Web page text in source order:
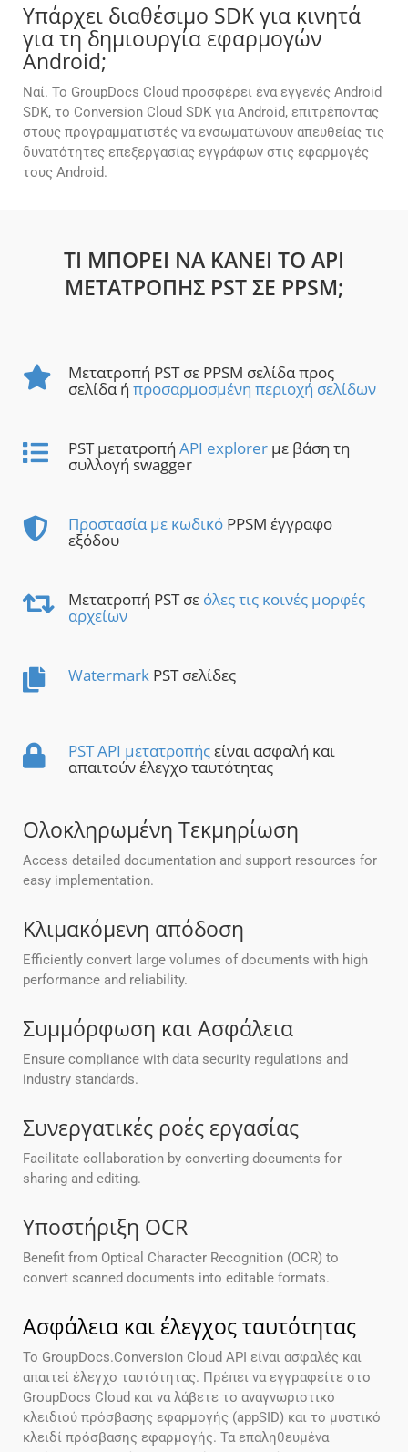
Υπάρχει διαθέσιμο SDK για κινητά
για τη δημιουργία εφαρμογών
Android;
Ναί. Το GroupDocs Cloud προσφέρει ένα εγγενές Android
SDK, το Conversion Cloud SDK για Android, επιτρέποντας
στους προγραμματιστές να ενσωματώνουν απευθείας τις
δυνατότητες επεξεργασίας εγγράφων στις εφαρμογές
τους Android.
ΤΙ ΜΠΟΡΕΊ ΝΑ ΚΆΝΕΙ ΤΟ API
ΜΕΤΑΤΡΟΠΉΣ PST ΣΕ PPSM;
Μετατροπή PST σε PPSM σελίδα προς
σελίδα ή προσαρμοσμένη περιοχή σελίδων
PST μετατροπή API explorer με βάση τη
συλλογή swagger
Προστασία με κωδικό PPSM έγγραφο
εξόδου
Μετατροπή PST σε όλες τις κοινές μορφές
αρχείων
Watermark PST σελίδες
PST API μετατροπήςείναι ασφαλή και
απαιτούν έλεγχο ταυτότητας
Ολοκληρωμένη Τεκμηρίωση
Access detailed documentation and support resources for
easy implementation.
Κλιμακόμενη απόδοση
Efficiently convert large volumes of documents with high
performance and reliability.
Συμμόρφωση και Ασφάλεια
Ensure compliance with data security regulations and
industry standards.
Συνεργατικές ροές εργασίας
Facilitate collaboration by converting documents for
sharing and editing.
Υποστήριξη OCR
Benefit from Optical Character Recognition (OCR) to
convert scanned documents into editable formats.
Ασφάλεια και έλεγχος ταυτότητας
Το GroupDocs.Conversion Cloud API είναι ασφαλές και
απαιτεί έλεγχο ταυτότητας. Πρέπει να εγγραφείτε στο
GroupDocs Cloud και να λάβετε το αναγνωριστικό
κλειδιού πρόσβασης εφαρμογής (appSID) και το μυστικό
κλειδί πρόσβασης εφαρμογής. Τα επαληθευμένα